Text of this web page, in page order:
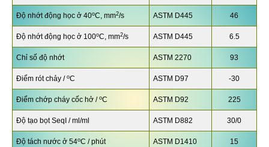
Độ nhớt động học ở 40oC, mm2/s ASTM D445 46
Độ nhớt động học ở 100oC, mm2/s ASTM D445 6.5
Chỉ số độ nhớt ASTM 2270 93
Điểm rót chảy / oC ASTM D97 -30
Điểm chớp cháy cốc hở / oC ASTM D92 225
Độ tạo bọt SeqI / ml/ml ASTM D882 30/0
Độ tách nước ở 54oC / phút ASTM D1410 15